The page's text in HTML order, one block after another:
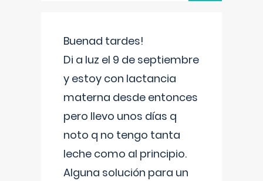
Buenad tardes!
Di a luz el 9 de septiembre
y estoy con lactancia
materna desde entonces
pero llevo unos días q
noto q no tengo tanta
leche como al principio.
Alguna solución para un